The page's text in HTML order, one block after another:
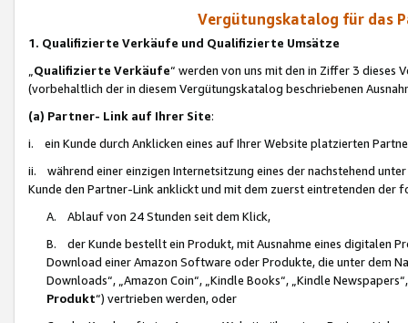
Vergütungskatalog für das
1. Qualifizierte Verkäufe und Qualifizierte Umsätze
Qualifizierte Verkäufe“ werden von uns mit den in Ziffer 3
(vorbehaltlich der in diesem Vergütungskatalog beschriebenen
(a) Partner- Link auf Ihrer Site:
i. ein Kunde durch Anklicken eines auf Ihrer Website platzierten
ii. während einer einzigen Internetsitzung eines der nachstehend
Kunde den Partner-Link anklickt und mit dem zuerst eintretenden der
A. Ablauf von 24 Stunden seit dem Klick,
B. der Kunde bestellt ein Produkt, mit Ausnahme eines digitalen
Download einer Amazon Software oder Produkte, die unter dem
Downloads“, „Amazon Coin“, „Kindle Books“, „Kindle
Produkt“) vertrieben werden, oder